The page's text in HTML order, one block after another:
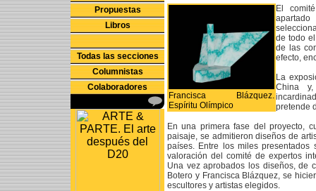
Propuestas
Libros
Todas las secciones
Columnistas
Colaboradores
Francisca Blázquez.
Espíritu Olímpico
El
de todo
de las
efecto,
La
China
pretende
En una primera fase del proyecto,
paisaje, se admitieron diseños de
países. Entre los miles
valoración del comité de expertos
Una vez aprobados los diseños, de
Botero y Francisca Blázquez, se
escultores y artistas elegidos.